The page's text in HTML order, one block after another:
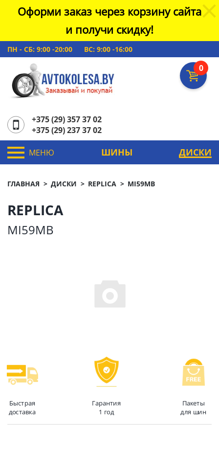
Оформи заказ через корзину сайта
и получи скидку!
ПН - СБ: 9:00 -20:00 ВС: 9:00 -16:00
0
+375 (29) 357 37 02
+375 (29) 237 37 02
МЕНЮ ШИНЫ ДИСКИ
ГЛАВНАЯ ДИСКИ REPLICA MI59MB
REPLICA
MI59MB
Быстрая
доставка
Гарантия
1 год
Пакеты
для шин